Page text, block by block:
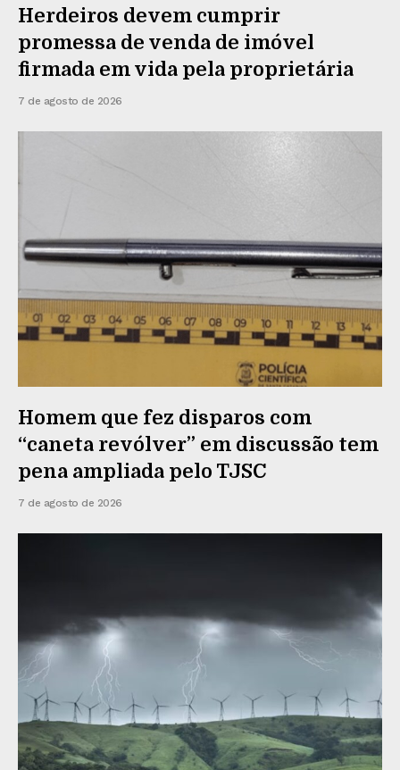
Herdeiros devem cumprir
promessa de venda de imóvel
firmada em vida pela proprietária
7 de agosto de 2026
Homem que fez disparos com
“caneta revólver” em discussão tem
pena ampliada pelo TJSC
7 de agosto de 2026